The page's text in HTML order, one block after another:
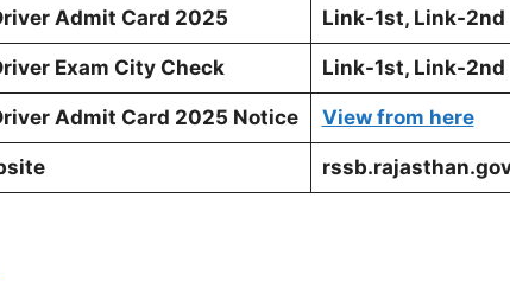
Admit Card 2025 Link-1st, Link-2nd
Exam City Check Link-1st, Link-2nd
Admit Card 2025 Notice View from here